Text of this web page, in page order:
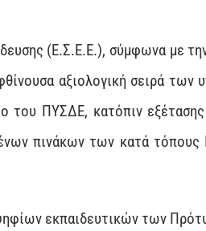
(Ε.Σ.Ε.Ε.), σύμφωνα με
αξιολογική σειρά
του ΠΥΣΔΕ, κατόπιν
πινάκων των κατά
εκπαιδευτικών των